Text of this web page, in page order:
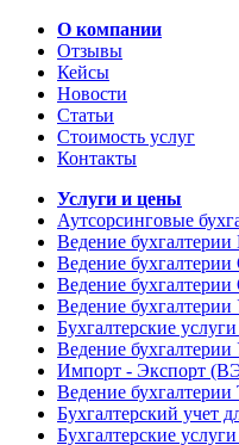
О компании
Отзывы
Кейсы
Новости
Статьи
Стоимость услуг
Контакты
Услуги и цены
Аутсорсинговые
Ведение
Ведение
Ведение
Ведение
Бухгалтерские
Ведение
Импорт - Экспорт
Ведение
Бухгалтерский учет
Бухгалтерские